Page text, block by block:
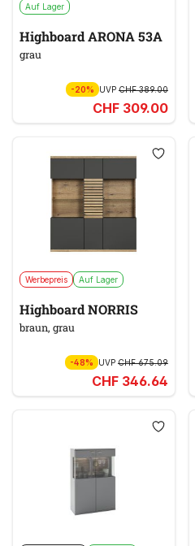
Auf Lager
Highboard ARONA 53A
grau
-20% UVP CHF 389.00
CHF 309.00
Werbepreis Auf Lager
Highboard NORRIS
braun, grau
-48% UVP CHF 675.09
CHF 346.64